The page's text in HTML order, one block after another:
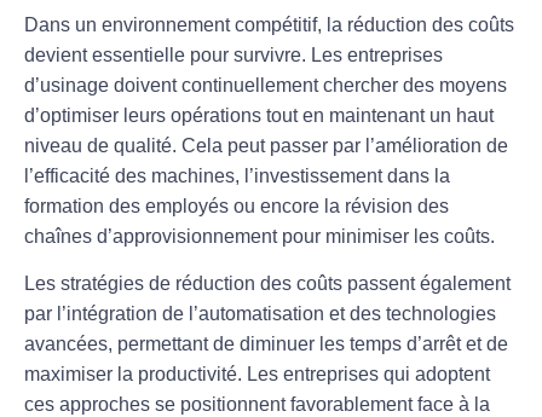
Dans un environnement compétitif, la réduction des coûts
devient essentielle pour survivre. Les entreprises
d’usinage doivent continuellement chercher des moyens
d’optimiser leurs opérations tout en maintenant un haut
niveau de qualité. Cela peut passer par l’amélioration de
l’efficacité des machines, l’investissement dans la
formation des employés ou encore la révision des
chaînes d’approvisionnement pour minimiser les coûts.
Les stratégies de réduction des coûts passent également
par l’intégration de l’automatisation et des technologies
avancées, permettant de diminuer les temps d’arrêt et de
maximiser la productivité. Les entreprises qui adoptent
ces approches se positionnent favorablement face à la